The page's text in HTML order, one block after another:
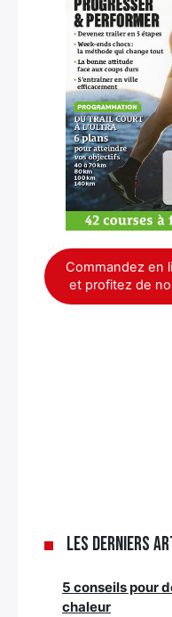
Commandez en
et profitez de
Les derniers
5 conseils pour
chaleur